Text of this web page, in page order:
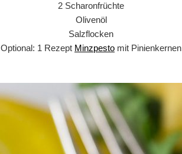
2 Scharonfrüchte
Olivenöl
Salzflocken
Optional: 1 Rezept Minzpesto mit Pinienkernen